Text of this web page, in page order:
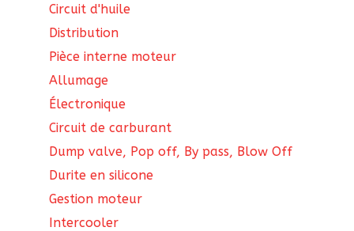
Circuit d'huile
Distribution
Pièce interne moteur
Allumage
Électronique
Circuit de carburant
Dump valve, Pop off, By pass, Blow Off
Durite en silicone
Gestion moteur
Intercooler